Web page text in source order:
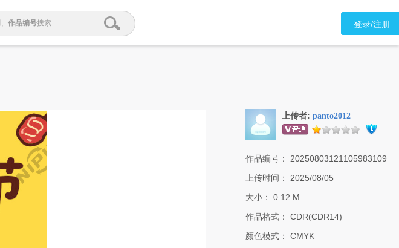
、 作品编号搜索 登录/注册
上传者: panto2012
作品编号：
20250803121105983109
上传时间：
2025/08/05
大小：
0.12 M
作品格式：
CDR(CDR14)
颜色模式：
CMYK